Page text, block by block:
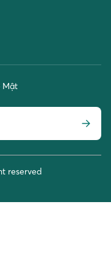
Mật
reserved